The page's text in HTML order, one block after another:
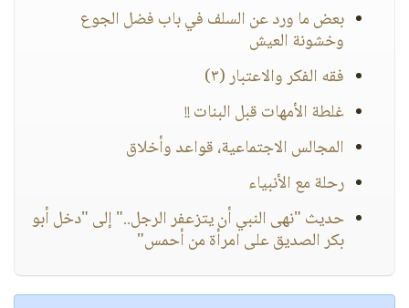
بعض ما ورد عن السلف في باب فضل الجوع
وخشونة العيش
فقه الفكر والاعتبار (٣)
غلطة الأمهات قبل البنات !!
المجالس الاجتماعية، قواعد وأخلاق
رحلة مع الأنبياء
حديث "نهى النبي أن يتزعفر الرجل.." إلى "دخل أبو
بكر الصديق على امرأة من أحمس"